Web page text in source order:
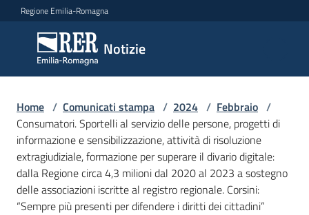
Vai al contenuto
Vai alla navigazione
Vai al footer
Regione Emilia-Romagna
Notizie
Notizie
Comunicati
stampa
Menu selezionato
Cerca
un
comunicato
Home / Comunicati stampa / 2024 / Febbraio /
Consumatori. Sportelli al servizio delle persone, progetti di
informazione e sensibilizzazione, attività di risoluzione
extragiudiziale, formazione per superare il divario digitale:
dalla Regione circa 4,3 milioni dal 2020 al 2023 a sostegno
delle associazioni iscritte al registro regionale. Corsini:
“Sempre più presenti per difendere i diritti dei cittadini”